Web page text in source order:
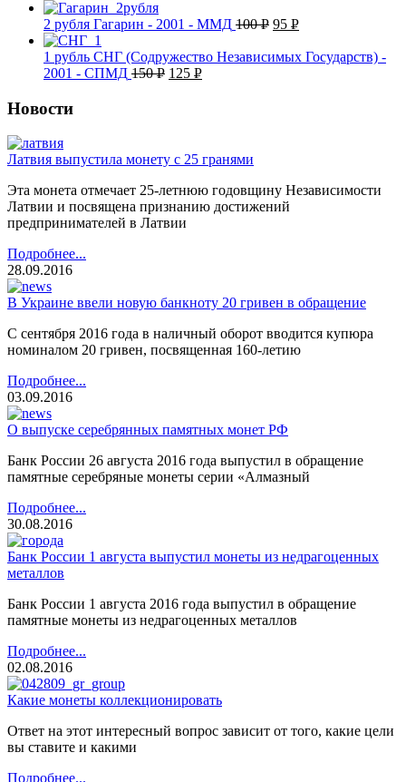
УБ.
УБ.
2 рубля Гагарин - 2001 - ММД 100Р 95 Р
1 рубль СНГ (Содружество Независимых Государств) -
2001 - СПМД 150Р 125 Р
Новости
Латвия выпустила монету с 25 гранями
Эта монета отмечает 25-летнюю годовщину Независимости
Латвии и посвящена признанию достижений
предпринимателей в Латвии
Подробнее...
28.09.2016
В Украине ввели новую банкноту 20 гривен в обращение
С сентября 2016 года в наличный оборот вводится купюра
номиналом 20 гривен, посвященная 160-летию
Подробнее...
03.09.2016
О выпуске серебрянных памятных монет РФ
Банк России 26 августа 2016 года выпустил в обращение
памятные серебряные монеты серии «Алмазный
Подробнее...
30.08.2016
Банк России 1 августа выпустил монеты из недрагоценных
металлов
Банк России 1 августа 2016 года выпустил в обращение
памятные монеты из недрагоценных металлов
Подробнее...
02.08.2016
Какие монеты коллекционировать
Ответ на этот интересный вопрос зависит от того, какие цели
вы ставите и какими
Подробнее...